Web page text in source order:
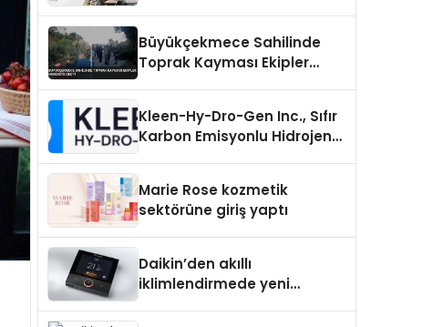
Büyükçekmece Sahilinde
Toprak Kayması Ekipler
Kleen-Hy-Dro-Gen Inc., Sıfır
Karbon Emisyonlu Hidrojen
Aldı
Marie Rose kozmetik
sektörüne giriş yaptı
Daikin’den akıllı
iklimlendirmede yeni